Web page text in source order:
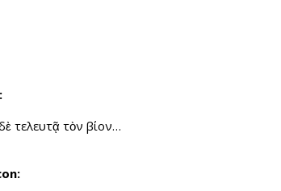
τελευτᾷ τὸν βίον…